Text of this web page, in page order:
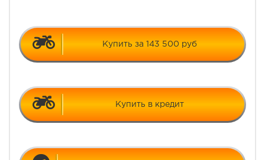
Купить за 143 500 руб
Купить в кредит